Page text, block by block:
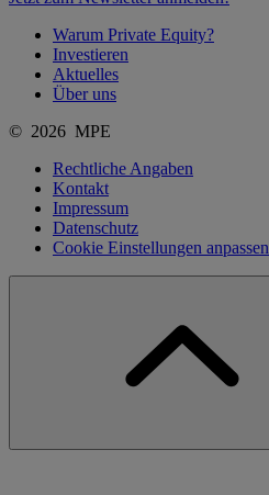
Warum Private Equity?
Investieren
Aktuelles
Über uns
© 2026 MPE
Rechtliche Angaben
Kontakt
Impressum
Datenschutz
Cookie Einstellungen anpassen